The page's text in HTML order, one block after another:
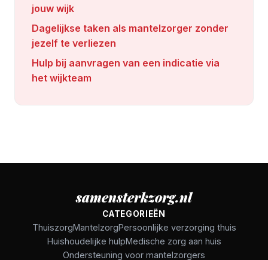
jouw wijk
Dagelijkse taken als mantelzorger zonder
jezelf te verliezen
Hulp bij aanvragen van een indicatie via
het wijkteam
samensterkzorg.nl
CATEGORIEËN
ThuiszorgMantelzorgPersoonlijke verzorging thuis
Huishoudelijke hulpMedische zorg aan huis
Ondersteuning voor mantelzorgers